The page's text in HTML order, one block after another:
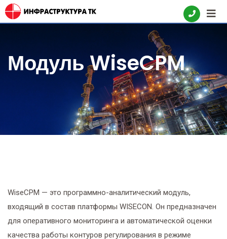
Skip
to
Модуль WiseCPM
WiseCPM — это программно-аналитический модуль,
входящий в состав платформы WISECON. Он предназначен
для оперативного мониторинга и автоматической оценки
качества работы контуров регулирования в режиме